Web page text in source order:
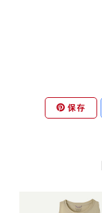
保存